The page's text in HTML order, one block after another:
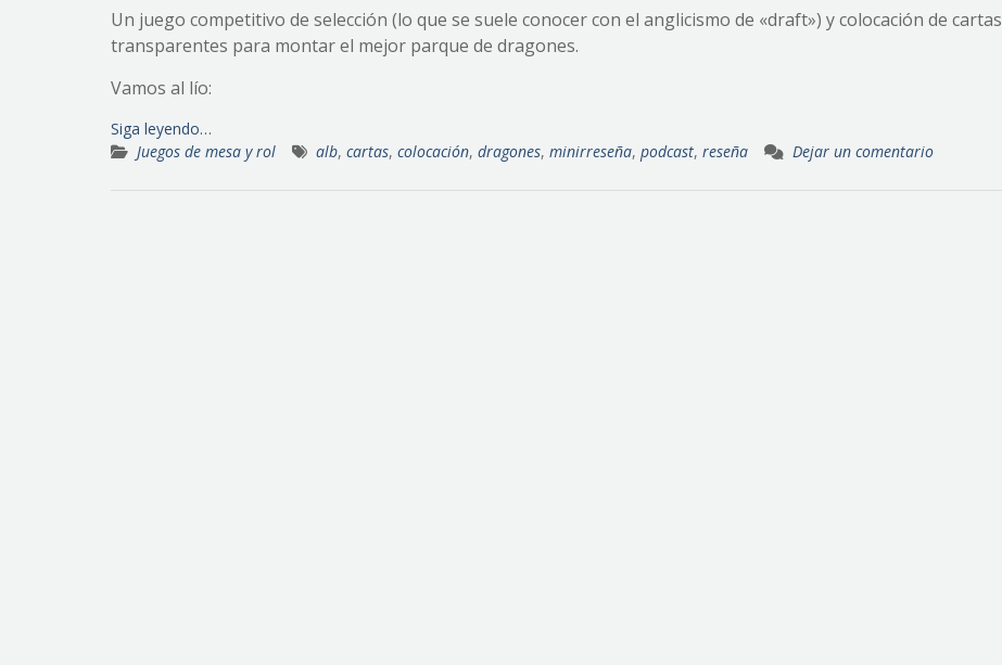
Un juego competitivo de selección (lo que se suele conocer con el anglicismo de «draft») y colocación de cartas
transparentes para montar el mejor parque de dragones.
Vamos al lío:
Siga leyendo…
Juegos de mesa y rol
alb, cartas, colocación, dragones, minirreseña, podcast, reseña Dejar un comentario